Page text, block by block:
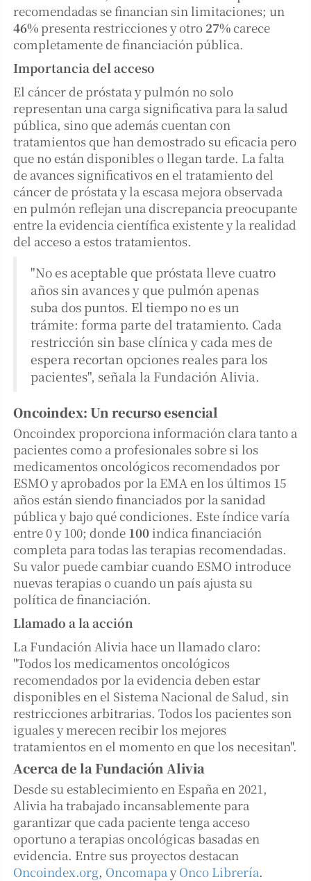
recomendadas se financian sin limitaciones; un
46% presenta restricciones y otro 27%carece
completamente de financiación pública.
Importancia del acceso
El cáncer de próstata y pulmón no solo
representan una carga significativa para la salud
pública, sino que además cuentan con
tratamientos que han demostrado su eficacia pero
que no están disponibles o llegan tarde. La falta
de avances significativos en el tratamiento del
cáncer de próstata y la escasa mejora observada
en pulmón reflejan una discrepancia preocupante
entre la evidencia científica existente y la realidad
del acceso a estos tratamientos.
"No es aceptable que próstata lleve cuatro
años sin avances y que pulmón apenas
suba dos puntos. El tiempo no es un
trámite: forma parte del tratamiento. Cada
restricción sin base clínica y cada mes de
espera recortan opciones reales para los
pacientes", señala la Fundación Alivia.
Oncoindex: Un recurso esencial
Oncoindex proporciona información clara tanto a
pacientes como a profesionales sobre si los
medicamentos oncológicos recomendados por
ESMO y aprobados por la EMA en los últimos 15
años están siendo financiados por la sanidad
pública y bajo qué condiciones. Este índice varía
entre 0 y 100; donde 100 indica financiación
completa para todas las terapias recomendadas.
Su valor puede cambiar cuando ESMO introduce
nuevas terapias o cuando un país ajusta su
política de financiación.
Llamado a la acción
La Fundación Alivia hace un llamado claro:
"Todos los medicamentos oncológicos
recomendados por la evidencia deben estar
disponibles en el Sistema Nacional de Salud, sin
restricciones arbitrarias. Todos los pacientes son
iguales y merecen recibir los mejores
tratamientos en el momento en que los necesitan".
Acerca de la Fundación Alivia
Desde su establecimiento en España en 2021,
Alivia ha trabajado incansablemente para
garantizar que cada paciente tenga acceso
oportuno a terapias oncológicas basadas en
evidencia. Entre sus proyectos destacan
Oncoindex.org, OncomapayOnco Librería.